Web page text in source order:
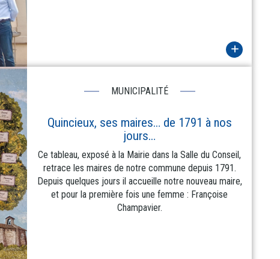
MUNICIPALITÉ
Quincieux, ses maires… de 1791 à nos
jours…
Ce tableau, exposé à la Mairie dans la Salle du Conseil,
retrace les maires de notre commune depuis 1791.
Depuis quelques jours il accueille notre nouveau maire,
et pour la première fois une femme : Françoise
Champavier.